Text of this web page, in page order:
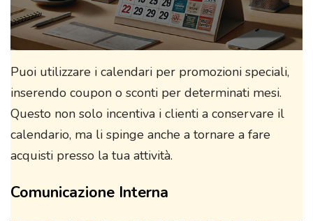
Puoi utilizzare i calendari per promozioni speciali,
inserendo coupon o sconti per determinati mesi.
Questo non solo incentiva i clienti a conservare il
calendario, ma li spinge anche a tornare a fare
acquisti presso la tua attività.
Comunicazione Interna